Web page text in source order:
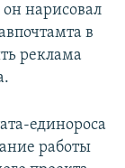
нарисовал
в
реклама
единороса
работы